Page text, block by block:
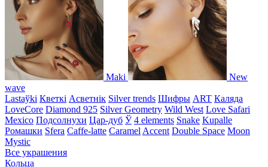
Maki
New
wave
Lastaўki Кветкі Асветнiк Silver trends Шифры ART Каляда
LoveCore Diamond 925 Silver Geometry Wild West Love Safari
Mexico Подсолнухи Цар-дуб Ў 4 elements Snake Kupalle
Ромашки Sfera Caffe-latte Caramel Accent Double Space Moon
Mystic
Все украшения
Кольца